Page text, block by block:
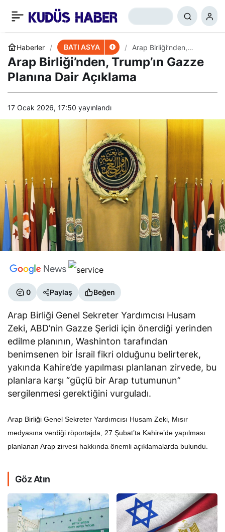
Haberler BATI ASYA
Arap Birliği’nden,
Trump’ın Gazze Planına
Dair Açıklama
Arap Birliği’nden, Trump’ın Gazze
Planına Dair Açıklama
17 Ocak 2026, 17:50 yayınlandı
0 Paylaş Beğen
Arap Birliği Genel Sekreter Yardımcısı Husam
Zeki, ABD’nin Gazze Şeridi için önerdiği yerinden
edilme planının, Washinton tarafından
benimsenen bir İsrail fikri olduğunu belirterek,
yakında Kahire’de yapılması planlanan zirvede, bu
planlara karşı “güçlü bir Arap tutumunun”
sergilenmesi gerektiğini vurguladı.
Arap Birliği Genel Sekreter Yardımcısı Husam Zeki, Mısır
medyasına verdiği röportajda, 27 Şubat’ta Kahire’de yapılması
planlanan Arap zirvesi hakkında önemli açıklamalarda bulundu.
Göz Atın
​​​​​​​Gazze Ateşkes
Sürecinde Son Durum
+ 0 Paylaş